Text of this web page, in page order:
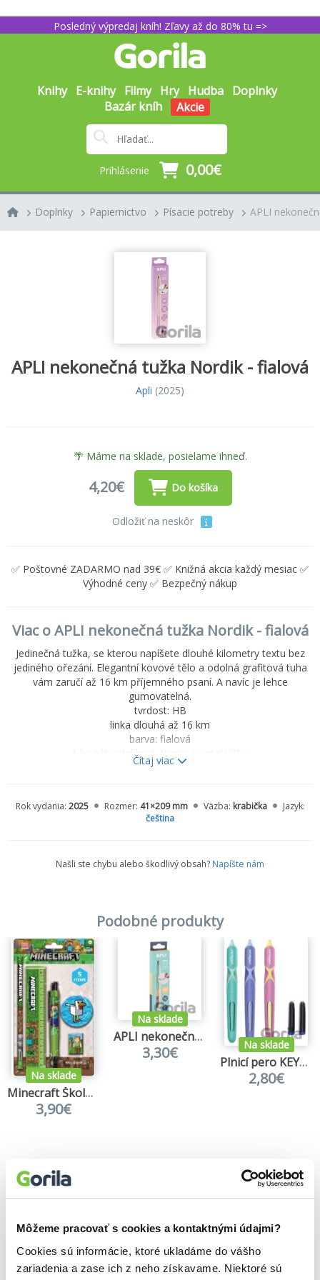
Môžeme pracovať s cookies a kontaktnými údajmi?
Cookies sú informácie, ktoré ukladáme do vášho
zariadenia a zase ich z neho získavame. Niektoré sú
Posledný výpredaj kníh! Zľavy až do 80% tu =>
Knihy E-knihy Filmy Hry Hudba Doplnky
Bazár kníh
Akcie
Prihlásenie 0,00€
Doplnky Papiernictvo Písacie potreby APLI
APLI nekonečná tužka Nordik - fialová
Apli (2025)
🌴 Máme na sklade, posielame ihneď.
4,20€ Do košíka
Odložiť na neskôr
✅ Poštovné ZADARMO nad 39€ ✅ Knižná akcia každý mesiac ✅
Výhodné ceny ✅ Bezpečný nákup
Viac o APLI nekonečná tužka Nordik - fialová
Jedinečná tužka, se kterou napíšete dlouhé kilometry textu bez
jediného ořezání. Elegantní kovové tělo a odolná grafitová tuha
vám zaručí až 16 km příjemného psaní. A navíc je lehce
gumovatelná.
tvrdost: HB
linka dlouhá až 16 km
barva: fialová
1 ks náhradní hrot, transparentní víčko
nepotřebuje ořezávat
Čítaj viac
Rok vydania: 2025 Rozmer: 41×209 mm Väzba: krabička
Jazyk:
čeština
Našli ste chybu alebo škodlivý obsah? Napíšte nám
Podobné produkty
Na sklade
Minecraft Školní set Essential Chicken
3,90€
Na sklade
APLI nekonečná tužka Mini - tyrkysová
3,30€ Na sklade
Plnicí pero KEYROAD Exact Pastel - mix barev
2,80€
Vybrané pre teba